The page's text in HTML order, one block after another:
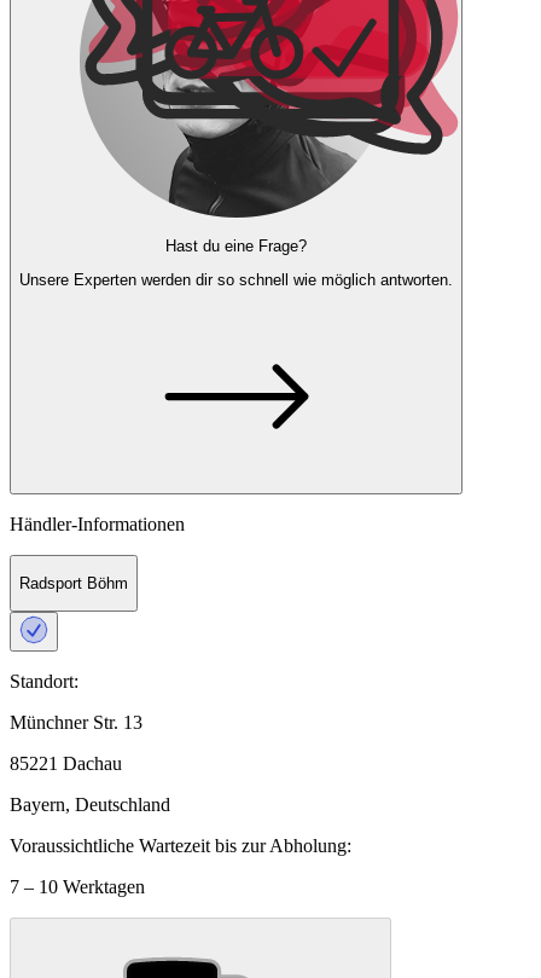
Hast du eine Frage?
Unsere Experten werden dir so schnell wie möglich antworten.
Händler-Informationen
Radsport Böhm
Standort:
Münchner Str. 13
85221 Dachau
Bayern, Deutschland
Voraussichtliche Wartezeit bis zur Abholung:
7 – 10 Werktagen